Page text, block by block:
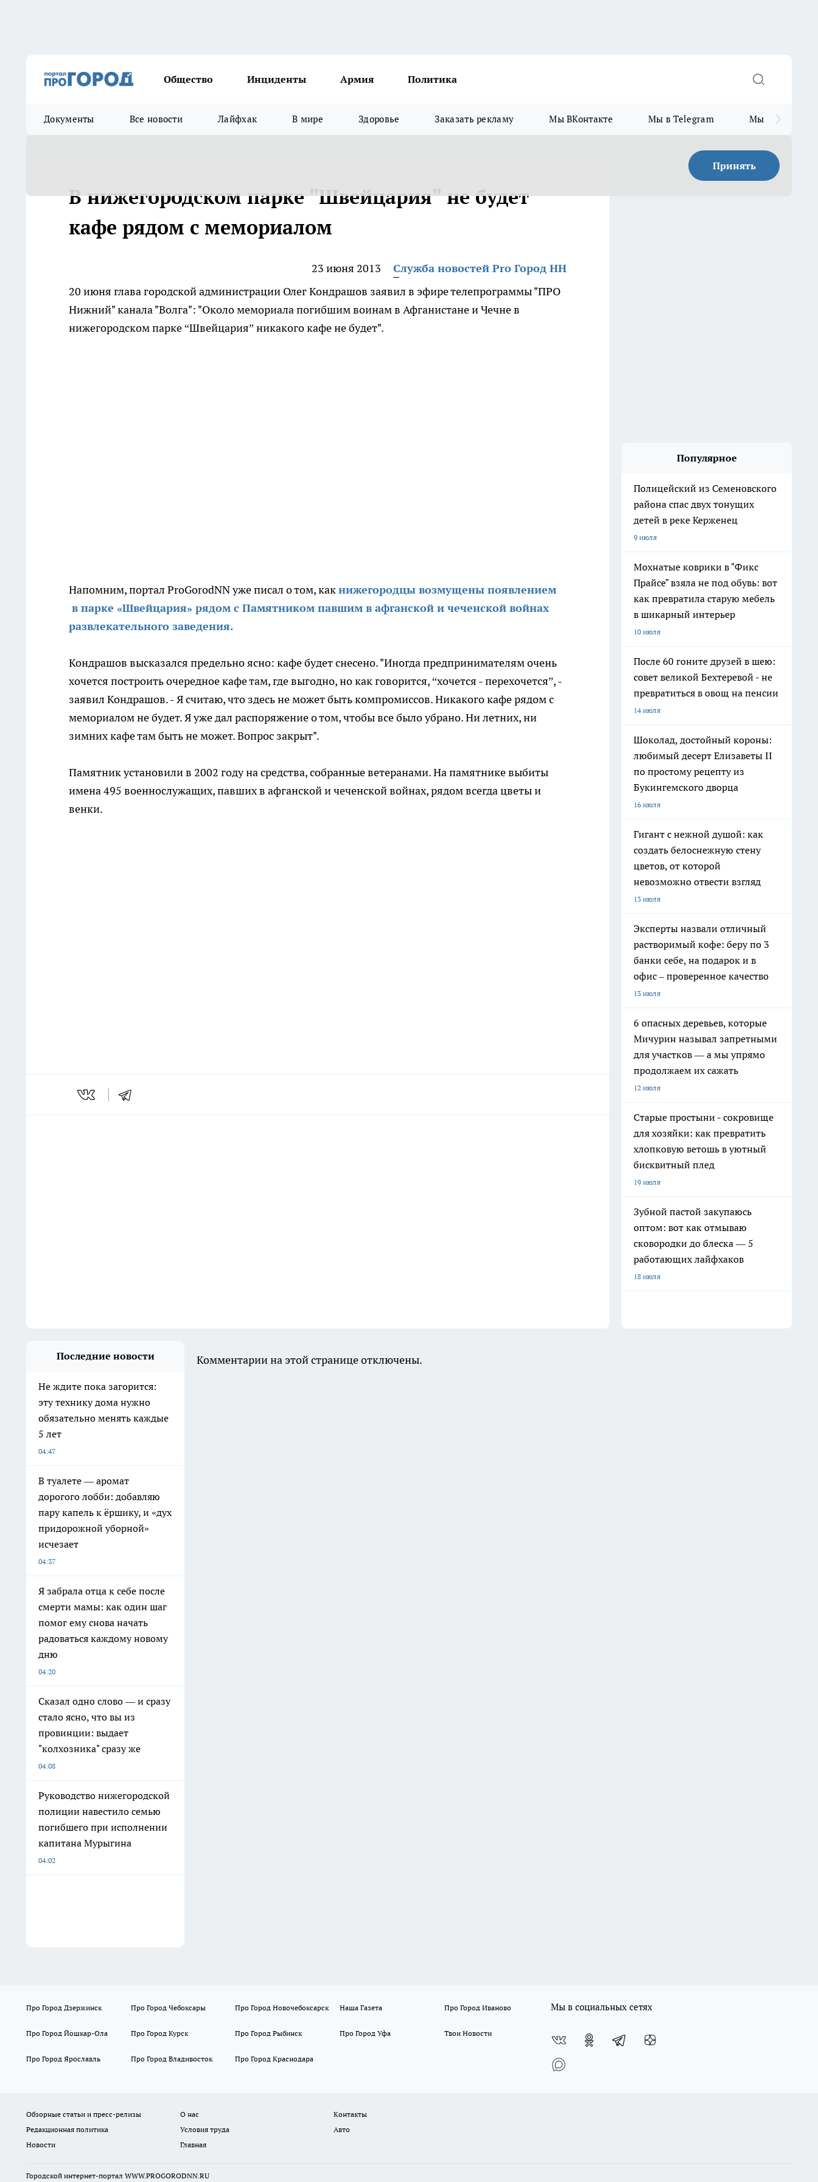
Общество Инциденты Армия Политика
Документы Все новости Лайфхак В мире Здоровье Заказать рекламу Мы ВКонтакте Мы в Telegram Мы в MAX
Принять
В нижегородском парке "Швейцария" не будет
кафе рядом с мемориалом
23 июня 2013
Служба новостей Pro Город НН
20 июня глава городской администрации Олег Кондрашов заявил в эфире телепрограммы "ПРО
Нижний" канала "Волга": "Около мемориала погибшим воинам в Афганистане и Чечне в
нижегородском парке “Швейцария” никакого кафе не будет".
Напомним, портал ProGorodNN уже писал о том, какнижегородцы возмущены появлением
в парке «Швейцария» рядом с Памятником павшим в афганской и чеченской войнах
развлекательного заведения.
Кондрашов высказался предельно ясно: кафе будет снесено. "Иногда предпринимателям очень
хочется построить очередное кафе там, где выгодно, но как говорится, “хочется - перехочется”, -
заявил Кондрашов. - Я считаю, что здесь не может быть компромиссов. Никакого кафе рядом с
мемориалом не будет. Я уже дал распоряжение о том, чтобы все было убрано. Ни летних, ни
зимних кафе там быть не может. Вопрос закрыт".
Памятник установили в 2002 году на средства, собранные ветеранами. На памятнике выбиты
имена 495 военнослужащих, павших в афганской и чеченской войнах, рядом всегда цветы и
венки.
Популярное
Полицейский из Семеновского
района спас двух тонущих
детей в реке Керженец
9 июля
Мохнатые коврики в "Фикс
Прайсе" взяла не под обувь: вот
как превратила старую мебель
в шикарный интерьер
10 июля
После 60 гоните друзей в шею:
совет великой Бехтеревой - не
превратиться в овощ на пенсии
14 июля
Шоколад, достойный короны:
любимый десерт Елизаветы II
по простому рецепту из
Букингемского дворца
16 июля
Гигант с нежной душой: как
создать белоснежную стену
цветов, от которой
невозможно отвести взгляд
13 июля
Эксперты назвали отличный
растворимый кофе: беру по 3
банки себе, на подарок и в
офис – проверенное качество
13 июля
6 опасных деревьев, которые
Мичурин называл запретными
для участков — а мы упрямо
продолжаем их сажать
12 июля
Старые простыни - сокровище
для хозяйки: как превратить
хлопковую ветошь в уютный
бисквитный плед
19 июля
Зубной пастой закупаюсь
оптом: вот как отмываю
сковородки до блеска — 5
работающих лайфхаков
18 июля
Последние новости
Не ждите пока загорится:
эту технику дома нужно
обязательно менять каждые
5 лет
04:47
В туалете — аромат
дорогого лобби: добавляю
пару капель к ёршику, и «дух
придорожной уборной»
исчезает
04:37
Я забрала отца к себе после
смерти мамы: как один шаг
помог ему снова начать
радоваться каждому новому
дню
04:20
Сказал одно слово — и сразу
стало ясно, что вы из
провинции: выдает
"колхозника" сразу же
04:08
Руководство нижегородской
полиции навестило семью
погибшего при исполнении
капитана Мурыгина
04:02
Комментарии на этой странице отключены.
Про Город Дзержинск Про Город Чебоксары Про Город Новочебоксарск Наша Газета Про Город Иваново
Про Город Йошкар-Ола Про Город Курск Про Город Рыбинск Про Город Уфа Твои Новости
Про Город Ярославль Про Город Владивосток Про Город Краснодара
Мы в социальных сетях
Обзорные статьи и пресс-релизы О нас
Контакты
Редакционная политика
Условия труда
Авто
Новости
Главная
Городской интернет-портал WWW.PROGORODNN.RU